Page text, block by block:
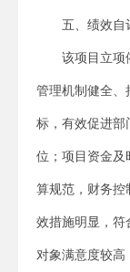
五、绩效自
该项目立项
管理机制健全、
标，有效促进部
位；项目资金及
算规范，财务控
效措施明显，符
对象满意度较